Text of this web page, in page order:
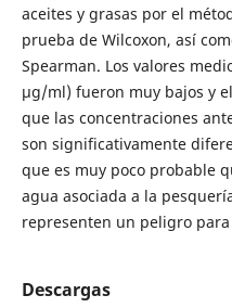
aceites y grasas por el
prueba de Wilcoxon, así
Spearman. Los valores
µg/ml) fueron muy bajos y
que las concentraciones
son significativamente
que es muy poco probable
agua asociada a la
representen un peligro para
Descargas